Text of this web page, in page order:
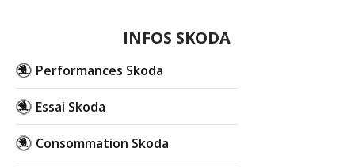
INFOS SKODA
Performances Skoda
Essai Skoda
Consommation Skoda